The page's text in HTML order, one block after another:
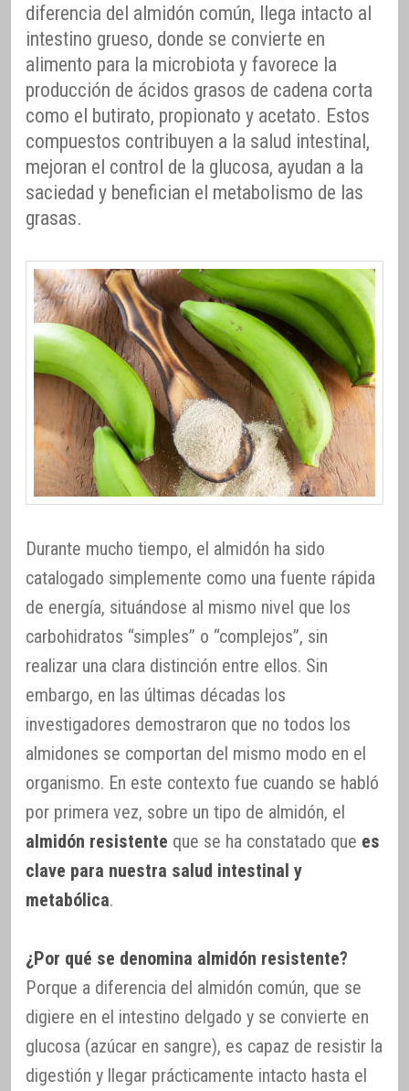
diferencia del almidón común, llega intacto al
intestino grueso, donde se convierte en
alimento para la microbiota y favorece la
producción de ácidos grasos de cadena corta
como el butirato, propionato y acetato. Estos
compuestos contribuyen a la salud intestinal,
mejoran el control de la glucosa, ayudan a la
saciedad y benefician el metabolismo de las
grasas.
Durante mucho tiempo, el almidón ha sido
catalogado simplemente como una fuente rápida
de energía, situándose al mismo nivel que los
carbohidratos “simples” o “complejos”, sin
realizar una clara distinción entre ellos. Sin
embargo, en las últimas décadas los
investigadores demostraron que no todos los
almidones se comportan del mismo modo en el
organismo. En este contexto fue cuando se habló
por primera vez, sobre un tipo de almidón, el
almidón resistente que se ha constatado que es
clave para nuestra salud intestinal y
metabólica.
¿Por qué se denomina almidón resistente?
Porque a diferencia del almidón común, que se
digiere en el intestino delgado y se convierte en
glucosa (azúcar en sangre), es capaz de resistir la
digestión y llegar prácticamente intacto hasta el